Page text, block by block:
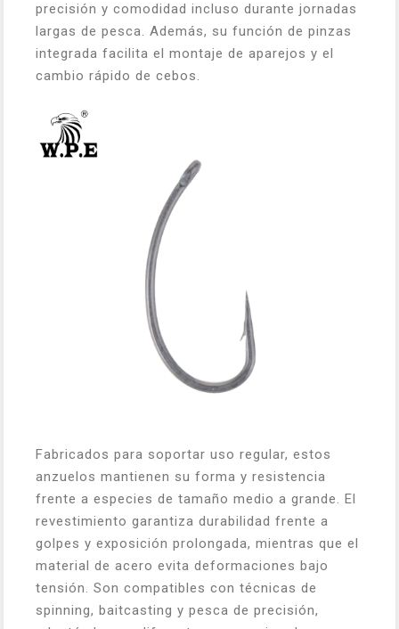
precisión y comodidad incluso durante jornadas
largas de pesca. Además, su función de pinzas
integrada facilita el montaje de aparejos y el
cambio rápido de cebos.
Fabricados para soportar uso regular, estos
anzuelos mantienen su forma y resistencia
frente a especies de tamaño medio a grande. El
revestimiento garantiza durabilidad frente a
golpes y exposición prolongada, mientras que el
material de acero evita deformaciones bajo
tensión. Son compatibles con técnicas de
spinning, baitcasting y pesca de precisión,